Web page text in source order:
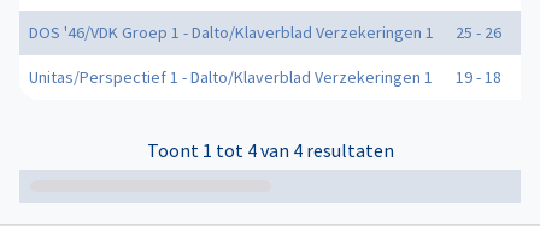
DOS '46/VDK Groep 1 - Dalto/Klaverblad Verzekeringen 1 25 - 26
Unitas/Perspectief 1 - Dalto/Klaverblad Verzekeringen 1 19 - 18
Toont 1 tot 4 van 4 resultaten